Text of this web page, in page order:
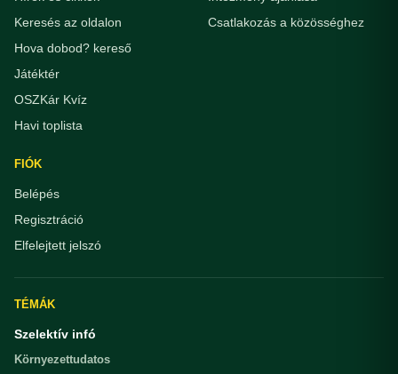
Keresés az oldalon
Hova dobod? kereső
Játéktér
OSZKár Kvíz
Havi toplista
Csatlakozás a közösséghez
FIÓK
Belépés
Regisztráció
Elfelejtett jelszó
TÉMÁK
Szelektív infó
Környezettudatos